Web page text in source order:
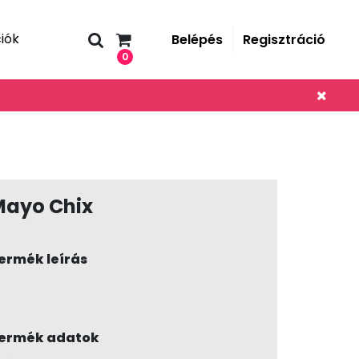
0
Belépés Regisztráció
Chix
leírás
adatok